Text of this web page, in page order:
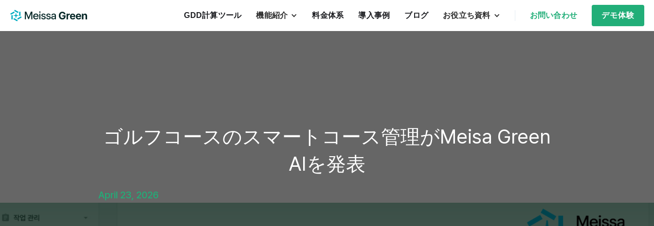
GDD計算ツール 機能紹介 料金体系 導入事例 ブログ お役立ち資料 お問い合わせ デモ体験
ゴルフコースのスマートコース管理がMeisa Green
AIを発表
April 23, 2026